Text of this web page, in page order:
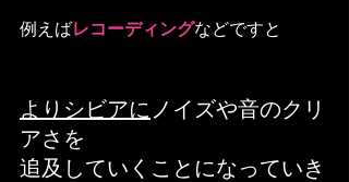
例えばレコーディングなどですと
よりシビアに ノイズや音のクリ
アさを
追及していくことになっていき